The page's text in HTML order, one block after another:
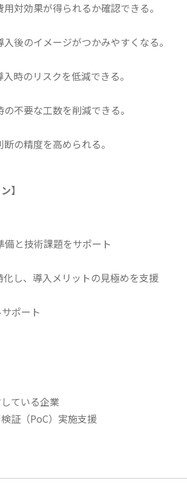
対効果が得られるか確認できる。
後のイメージがつかみやすくなる。
時のリスクを低減できる。
不要な工数を削減できる。
の精度を高められる。
】
備と技術課題をサポート
し、導入メリットの見極めを支援
ポート
ている企業
証（PoC）実施支援